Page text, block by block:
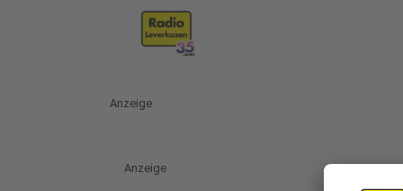
Anzeige
Anzeige